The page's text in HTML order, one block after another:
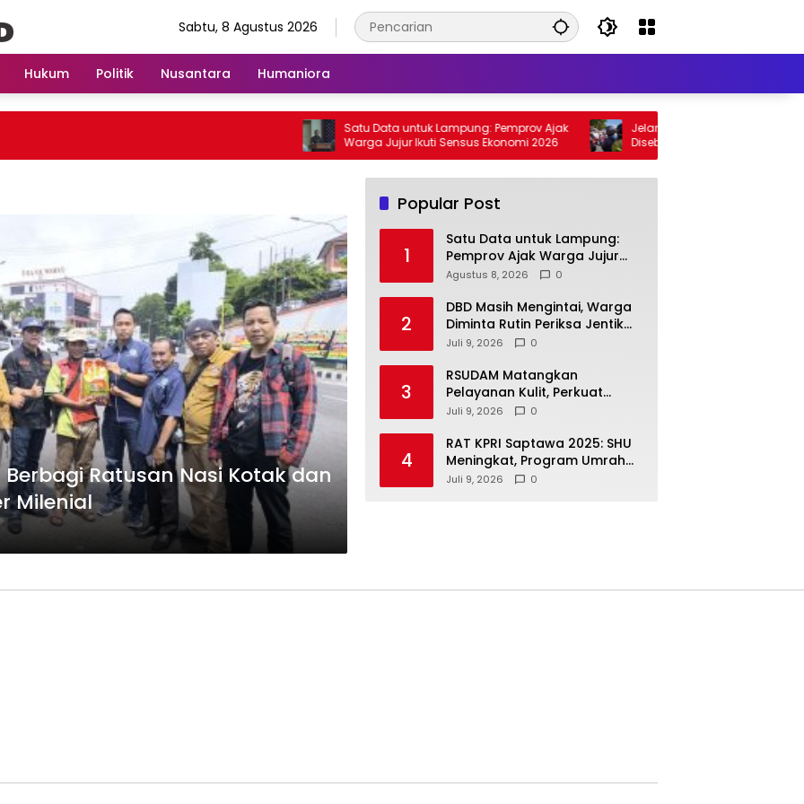
Sabtu, 8 Agustus 2026
Hukum Politik Nusantara Humaniora
Satu Data untuk Lampung: Pemprov Ajak
Warga Jujur Ikuti Sensus Ekonomi 2026
Jelang 17 Agustus, 10 Ribu Merah
Disebar di Bandar Lampung
Ratusan Nasi Kotak dan
Milenial
Popular Post
1
Satu Data untuk Lampung:
Pemprov Ajak Warga Jujur
Ikuti Sensus Ekonomi 2026
Agustus 8, 2026 0
2
DBD Masih Mengintai, Warga
Diminta Rutin Periksa Jentik
Nyamuk di Rumah
Juli 9, 2026 0
3
RSUDAM Matangkan
Pelayanan Kulit, Perkuat
Koordinasi Dokter
Juli 9, 2026 0
4
RAT KPRI Saptawa 2025: SHU
Meningkat, Program Umrah
hingga Perumahan Terus
Juli 9, 2026 0